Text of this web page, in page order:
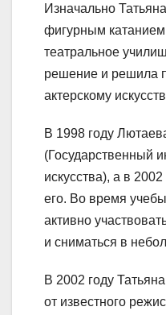
Изначально
фигурным
театральное
решение и решила
актерскому
В 1998 году
(Государственный
искусства), а в
его. Во время
активно
и сниматься в
В 2002 году
от известного